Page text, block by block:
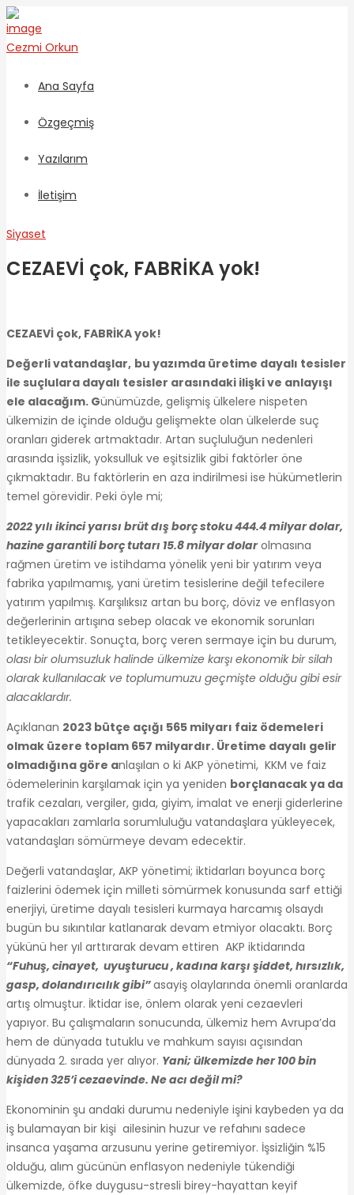
Cezmi Orkun
Ana Sayfa
Özgeçmiş
Yazılarım
İletişim
Siyaset
CEZAEVİ çok, FABRİKA yok!
CEZAEVİ çok, FABRİKA yok!
Değerli vatandaşlar, bu yazımda üretime dayalı tesisler
ile suçlulara dayalı tesisler arasındaki ilişki ve anlayışı
ele alacağım. Günümüzde, gelişmiş ülkelere nispeten
ülkemizin de içinde olduğu gelişmekte olan ülkelerde suç
oranları giderek artmaktadır. Artan suçluluğun nedenleri
arasında işsizlik, yoksulluk ve eşitsizlik gibi faktörler öne
çıkmaktadır. Bu faktörlerin en aza indirilmesi ise hükümetlerin
temel görevidir. Peki öyle mi;
2022 yılı ikinci yarısı brüt dış borç stoku 444.4 milyar dolar,
hazine garantili borç tutarı 15.8 milyar dolarolmasına
rağmen üretim ve istihdama yönelik yeni bir yatırım veya
fabrika yapılmamış, yani üretim tesislerine değil tefecilere
yatırım yapılmış. Karşılıksız artan bu borç, döviz ve enflasyon
değerlerinin artışına sebep olacak ve ekonomik sorunları
tetikleyecektir. Sonuçta, borç veren sermaye için bu durum,
olası bir olumsuzluk halinde ülkemize karşı ekonomik bir silah
olarak kullanılacak ve toplumumuzu geçmişte olduğu gibi esir
alacaklardır.
Açıklanan 2023 bütçe açığı 565 milyarı faiz ödemeleri
olmak üzere toplam 657 milyardır. Üretime dayalı gelir
olmadığına göre anlaşılan o ki AKP yönetimi, KKM ve faiz
ödemelerinin karşılamak için ya yeniden borçlanacak ya da
trafik cezaları, vergiler, gıda, giyim, imalat ve enerji giderlerine
yapacakları zamlarla sorumluluğu vatandaşlara yükleyecek,
vatandaşları sömürmeye devam edecektir.
Değerli vatandaşlar, AKP yönetimi; iktidarları boyunca borç
faizlerini ödemek için milleti sömürmek konusunda sarf ettiği
enerjiyi, üretime dayalı tesisleri kurmaya harcamış olsaydı
bugün bu sıkıntılar katlanarak devam etmiyor olacaktı. Borç
yükünü her yıl arttırarak devam ettiren AKP iktidarında
“Fuhuş, cinayet, uyuşturucu , kadına karşı şiddet, hırsızlık,
gasp, dolandırıcılık gibi”asayiş olaylarında önemli oranlarda
artış olmuştur. İktidar ise, önlem olarak yeni cezaevleri
yapıyor. Bu çalışmaların sonucunda, ülkemiz hem Avrupa’da
hem de dünyada tutuklu ve mahkum sayısı açısından
dünyada 2. sırada yer alıyor. Yani; ülkemizde her 100 bin
kişiden 325’i cezaevinde. Ne acı değil mi?
Ekonominin şu andaki durumu nedeniyle işini kaybeden ya da
iş bulamayan bir kişi ailesinin huzur ve refahını sadece
insanca yaşama arzusunu yerine getiremiyor. İşsizliğin %15
olduğu, alım gücünün enflasyon nedeniyle tükendiği
ülkemizde, öfke duygusu-stresli birey-hayattan keyif